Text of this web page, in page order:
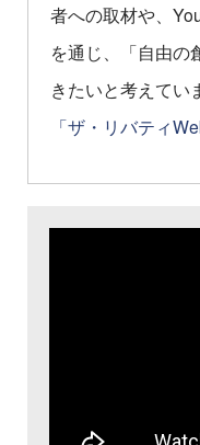
者への取材や、
を通じ、「自由の
きたいと考えてい
「ザ・リバティ